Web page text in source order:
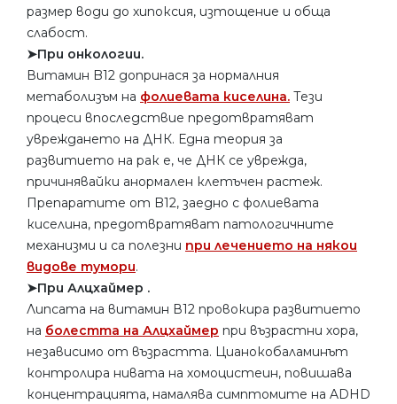
размер води до хипоксия, изтощение и обща
слабост.
➤При онкологии.
Витамин B12 допринася за нормалния
метаболизъм на фолиевата киселина. Тези
процеси впоследствие предотвратяват
увреждането на ДНК. Една теория за
развитието на рак е, че ДНК се уврежда,
причинявайки анормален клетъчен растеж.
Препаратите от B12, заедно с фолиевата
киселина, предотвратяват патологичните
механизми и са полезни при лечението на някои
видове тумори.
➤При Алцхаймер .
Липсата на витамин В12 провокира развитието
на болестта на Алцхаймер при възрастни хора,
независимо от възрастта. Цианокобаламинът
контролира нивата на хомоцистеин, повишава
концентрацията, намалява симптомите на ADHD